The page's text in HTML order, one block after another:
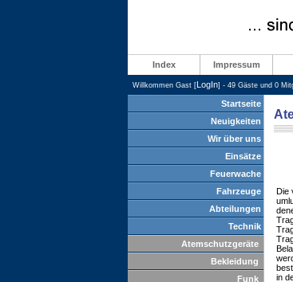
Index Impressum
Willkommen Gast [LogIn] - 49 Gäste und 0
Startseite
Neuigkeiten
Wir über uns
Einsätze
Feuerwache
Fahrzeuge
Abteilungen
Technik
Atemschutzgeräte
Bekleidung
Funk
Die
in